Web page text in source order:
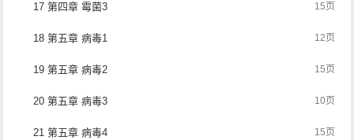
17 第四章 霉菌3 15页
18 第五章 病毒1 12页
19 第五章 病毒2 15页
20 第五章 病毒3 10页
21 第五章 病毒4 15页